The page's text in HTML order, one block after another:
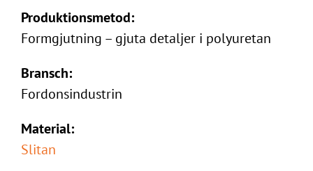
Produktionsmetod:
Formgjutning – gjuta detaljer i polyuretan
Bransch:
Fordonsindustrin
Material:
Slitan